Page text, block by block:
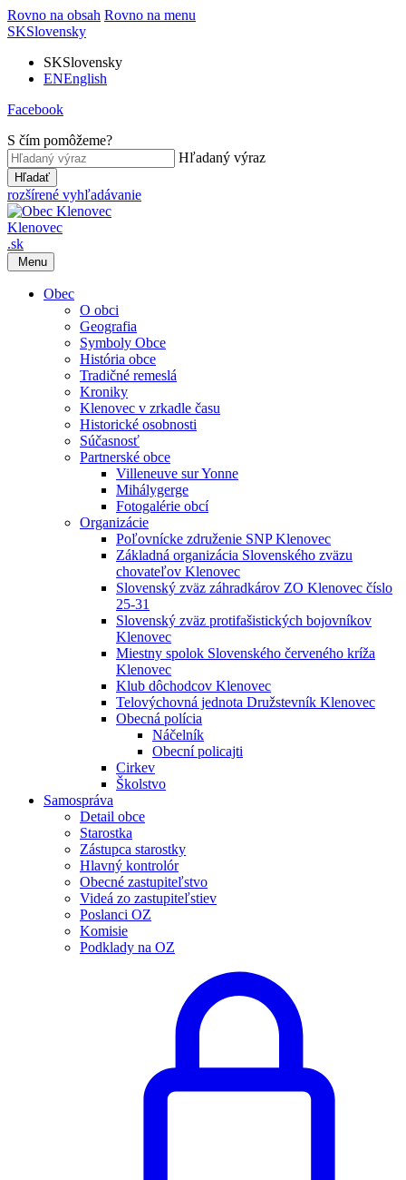
Rovno na obsah Rovno na menu
SKSlovensky
SKSlovensky
ENEnglish
Facebook
S čím pomôžeme?
Hľadaný výraz
Hľadať
rozšírené vyhľadávanie
Klenovec
.sk
Menu
Obec
O obci
Geografia
Symboly Obce
História obce
Tradičné remeslá
Kroniky
Klenovec v zrkadle času
Historické osobnosti
Súčasnosť
Partnerské obce
Villeneuve sur Yonne
Mihálygerge
Fotogalérie obcí
Organizácie
Poľovnícke združenie SNP Klenovec
Základná organizácia Slovenského zväzu
chovateľov Klenovec
Slovenský zväz záhradkárov ZO Klenovec číslo
25-31
Slovenský zväz protifašistických bojovníkov
Klenovec
Miestny spolok Slovenského červeného kríža
Klenovec
Klub dôchodcov Klenovec
Telovýchovná jednota Družstevník Klenovec
Obecná polícia
Náčelník
Obecní policajti
Cirkev
Školstvo
Samospráva
Detail obce
Starostka
Zástupca starostky
Hlavný kontrolór
Obecné zastupiteľstvo
Videá zo zastupiteľstiev
Poslanci OZ
Komisie
Podklady na OZ